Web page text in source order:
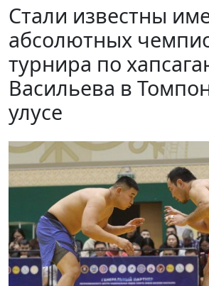
Стали известны
абсолютных
турнира по
Васильева в
улусе